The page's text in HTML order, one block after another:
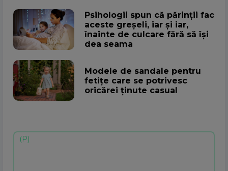
Psihologii spun că părinții fac
aceste greșeli, iar și iar,
înainte de culcare fără să își
dea seama
Modele de sandale pentru
fetițe care se potrivesc
oricărei ținute casual